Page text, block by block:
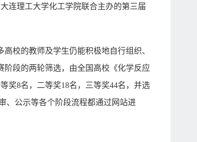
连理工大学化工学院联合主办的第三届
校的教师及学生仍能积极地自行组织、
段的两轮筛选，由全国高校《化学反应
奖8名，二等奖18名，三等奖44名，并选
、公示等各个阶段流程都通过网站进